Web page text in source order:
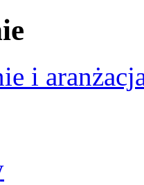
i